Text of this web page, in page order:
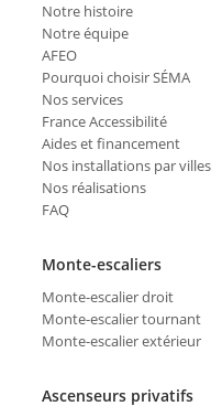
Notre histoire
Notre équipe
AFEO
Pourquoi choisir SÉMA
Nos services
France Accessibilité
Aides et financement
Nos installations par villes
Nos réalisations
FAQ
Monte-escaliers
Monte-escalier droit
Monte-escalier tournant
Monte-escalier extérieur
Ascenseurs privatifs